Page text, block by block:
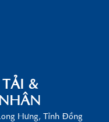
&
Hưng, Tỉnh Đồng